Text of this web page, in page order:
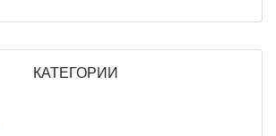
КАТЕГОРИИ